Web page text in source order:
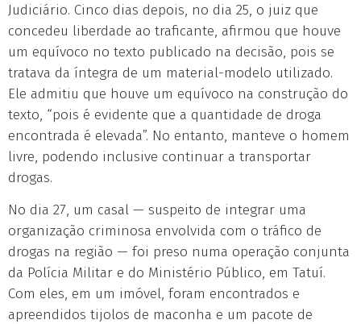
Judiciário. Cinco dias depois, no dia 25, o juiz que
concedeu liberdade ao traficante, afirmou que houve
um equívoco no texto publicado na decisão, pois se
tratava da íntegra de um material-modelo utilizado.
Ele admitiu que houve um equívoco na construção do
texto, “pois é evidente que a quantidade de droga
encontrada é elevada”. No entanto, manteve o homem
livre, podendo inclusive continuar a transportar
drogas.
No dia 27, um casal — suspeito de integrar uma
organização criminosa envolvida com o tráfico de
drogas na região — foi preso numa operação conjunta
da Polícia Militar e do Ministério Público, em Tatuí.
Com eles, em um imóvel, foram encontrados e
apreendidos tijolos de maconha e um pacote de